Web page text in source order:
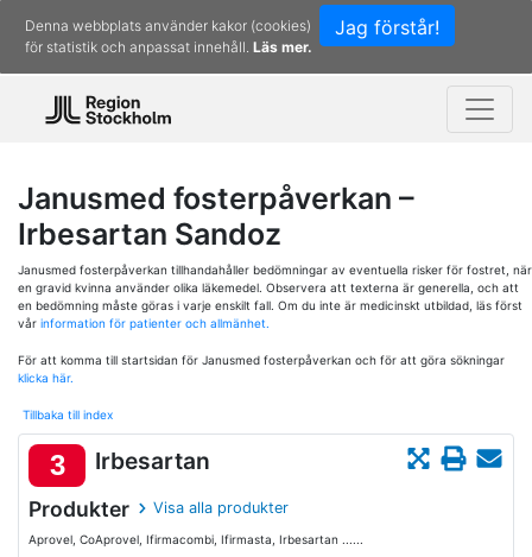
Jag förstår!
Denna webbplats använder kakor (cookies)
för statistik och anpassat innehåll. Läs mer.
Janusmed fosterpåverkan –
Irbesartan Sandoz
Janusmed fosterpåverkan tillhandahåller bedömningar av eventuella risker för fostret, när
en gravid kvinna använder olika läkemedel. Observera att texterna är generella, och att
en bedömning måste göras i varje enskilt fall. Om du inte är medicinskt utbildad, läs först
vår information för patienter och allmänhet.
För att komma till startsidan för Janusmed fosterpåverkan och för att göra sökningar
klicka här.
Tillbaka till index
3 Irbesartan
Produkter Visa alla produkter
Aprovel, CoAprovel, Ifirmacombi, Ifirmasta, Irbesartan ......